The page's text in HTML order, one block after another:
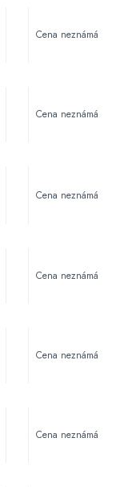
Cena neznámá
Cena neznámá
Cena neznámá
Cena neznámá
Cena neznámá
Cena neznámá